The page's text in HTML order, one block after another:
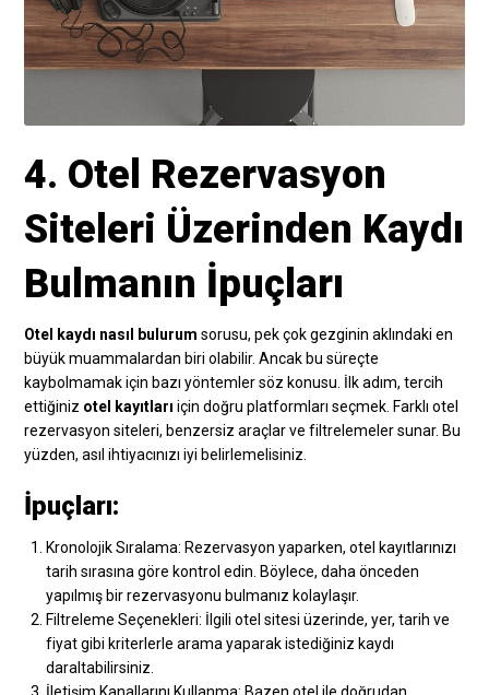
4. Otel Rezervasyon
Siteleri Üzerinden Kaydı
Bulmanın İpuçları
Otel kaydı nasıl bulurum sorusu, pek çok gezginin aklındaki en
büyük muammalardan biri olabilir. Ancak bu süreçte
kaybolmamak için bazı yöntemler söz konusu. İlk adım, tercih
ettiğiniz otel kayıtları için doğru platformları seçmek. Farklı otel
rezervasyon siteleri, benzersiz araçlar ve filtrelemeler sunar. Bu
yüzden, asıl ihtiyacınızı iyi belirlemelisiniz.
İpuçları:
Kronolojik Sıralama: Rezervasyon yaparken, otel kayıtlarınızı
tarih sırasına göre kontrol edin. Böylece, daha önceden
yapılmış bir rezervasyonu bulmanız kolaylaşır.
Filtreleme Seçenekleri: İlgili otel sitesi üzerinde, yer, tarih ve
fiyat gibi kriterlerle arama yaparak istediğiniz kaydı
daraltabilirsiniz.